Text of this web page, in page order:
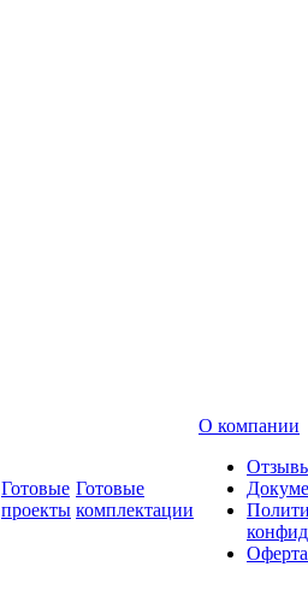
Готовые
проекты
Готовые
комплектации
О компании
Оферта